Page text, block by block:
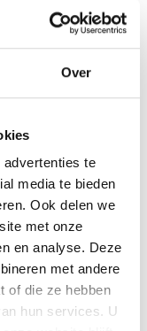
Over
te
media te bieden
Ook delen we
met onze
en analyse. Deze
met andere
of die ze hebben
hun services. U
stoere, houten
een stoere look. Ga
staal. Als je
kleur of ga voor
je voor één model?
look af te